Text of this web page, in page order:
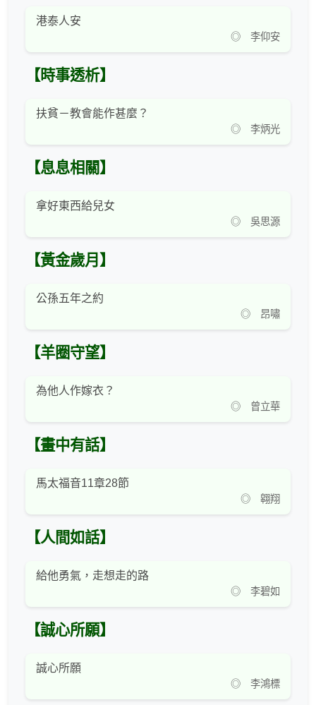
港泰人安
◎ 李仰安
【時事透析】
扶貧－教會能作甚麼？
◎ 李炳光
【息息相關】
拿好東西給兒女
◎ 吳思源
【黃金歲月】
公孫五年之約
◎ 昂嘯
【羊圈守望】
為他人作嫁衣？
◎ 曾立華
【畫中有話】
馬太福音11章28節
◎ 翱翔
【人間如話】
給他勇氣，走想走的路
◎ 李碧如
【誠心所願】
誠心所願
◎ 李鴻標